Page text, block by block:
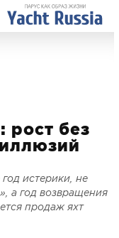
рост без
истерики, не
а год возвращения
продаж яхт